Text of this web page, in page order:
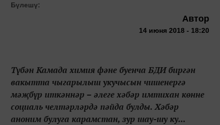
Бүлешү:
Автор
14 июня 2018 - 18:20
Түбән Камада химия фәне буенча БДИ биргән
вакытта чыгарылыш укучысын чишенергә
мәҗбүр иткәннәр – әлеге хәбәр имтихан көнне
социаль челтәрләрдә пәйда булды. Хәбәр
аноним булуга карамстан, зур шау-шу ку...